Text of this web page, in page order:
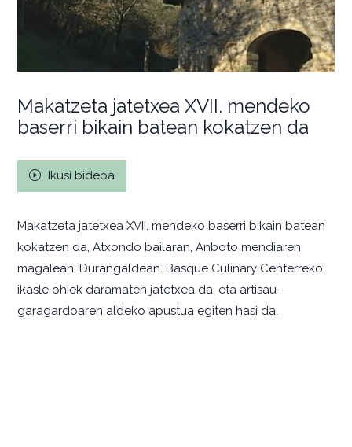
Makatzeta jatetxea XVII. mendeko
baserri bikain batean kokatzen da
Ikusi bideoa
Makatzeta jatetxea XVII. mendeko baserri bikain batean
kokatzen da, Atxondo bailaran, Anboto mendiaren
magalean, Durangaldean. Basque Culinary Centerreko
ikasle ohiek daramaten jatetxea da, eta artisau-
garagardoaren aldeko apustua egiten hasi da.